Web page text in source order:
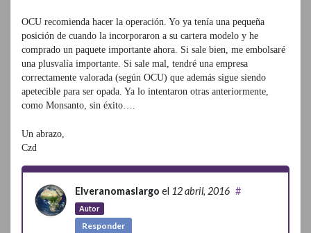
OCU recomienda hacer la operación. Yo ya tenía una pequeña
posición de cuando la incorporaron a su cartera modelo y he
comprado un paquete importante ahora. Si sale bien, me embolsaré
una plusvalía importante. Si sale mal, tendré una empresa
correctamente valorada (según OCU) que además sigue siendo
apetecible para ser opada. Ya lo intentaron otras anteriormente,
como Monsanto, sin éxito….
Un abrazo,
Czd
Elveranomaslargo el 12 abril, 2016
Autor
#
Responder